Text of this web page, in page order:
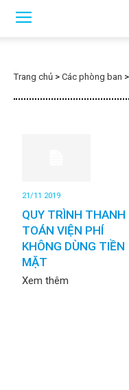
Trang chủ > Các phòng ban
21/11 2019
QUY TRÌNH THANH
TOÁN VIỆN PHÍ
KHÔNG DÙNG TIỀN
MẶT
Xem thêm